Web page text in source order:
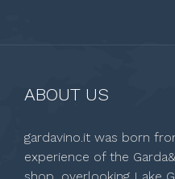
ABOUT US
gardavino.it was born
experience of the